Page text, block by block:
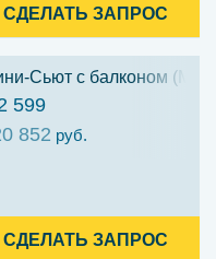
СДЕЛАТЬ ЗАПРОС
Сьют с балконом (MF)
599
852 руб.
СДЕЛАТЬ ЗАПРОС